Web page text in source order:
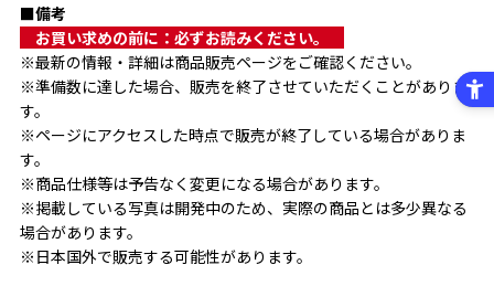
■備考
お買い求めの前に：必ずお読みください。
※最新の情報・詳細は商品販売ページをご確認ください。
※準備数に達した場合、販売を終了させていただくことがありま
す。
※ページにアクセスした時点で販売が終了している場合がありま
す。
※商品仕様等は予告なく変更になる場合があります。
※掲載している写真は開発中のため、実際の商品とは多少異なる
場合があります。
※日本国外で販売する可能性があります。